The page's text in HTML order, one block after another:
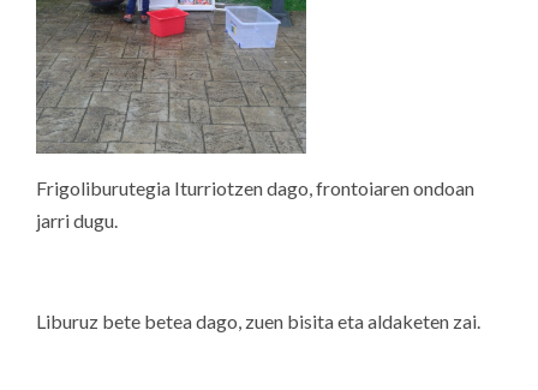
Frigoliburutegia Iturriotzen dago, frontoiaren ondoan
jarri dugu.
Liburuz bete betea dago, zuen bisita eta aldaketen zai.